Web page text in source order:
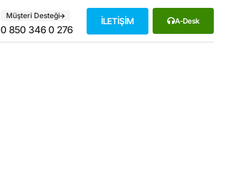
Müşteri Desteği
0 850 346 0 276
İLETİŞİM A-Desk